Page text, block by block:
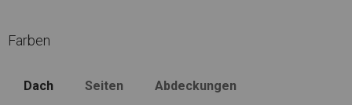
Farben
Dach Seiten Abdeckungen